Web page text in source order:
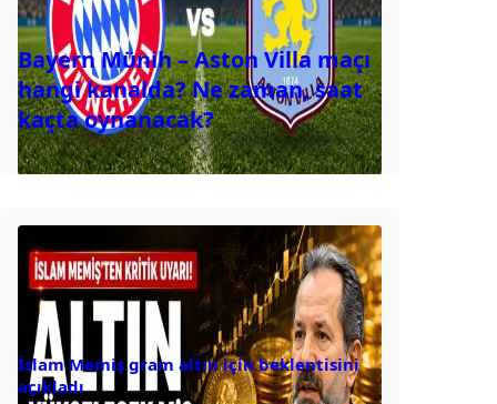
Bayern Münih – Aston Villa maçı
hangi kanalda? Ne zaman, saat
kaçta oynanacak?
İslam Memiş gram altın için beklentisini
açıkladı